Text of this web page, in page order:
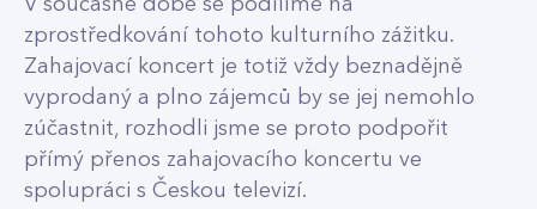
V současné době se podílíme na
zprostředkování tohoto kulturního zážitku.
Zahajovací koncert je totiž vždy beznadějně
vyprodaný a plno zájemců by se jej nemohlo
zúčastnit, rozhodli jsme se proto podpořit
přímý přenos zahajovacího koncertu ve
spolupráci s Českou televizí.